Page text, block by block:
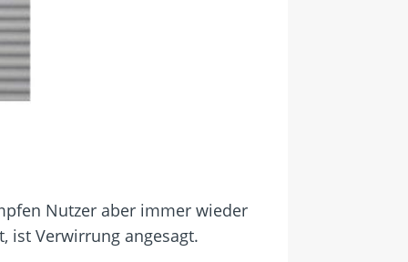
Nutzer aber immer wieder
ist Verwirrung angesagt.